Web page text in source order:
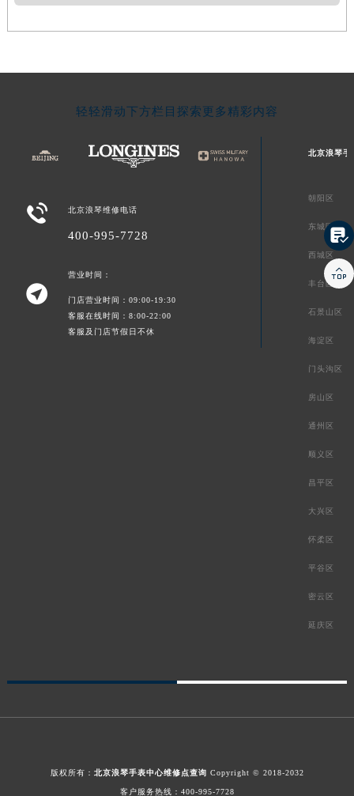
轻轻滑动下方栏目探索更多精彩内容
 北京浪琴维修电话
400-995-7728

营业时间：
门店营业时间：09:00-19:30
客服在线时间：8:00-22:00
客服及门店节假日不休
北京浪琴手
朝阳区
东城区
西城区
丰台区
石景山区
海淀区
门头沟区
房山区
通州区
顺义区
昌平区
大兴区
怀柔区
平谷区
密云区
延庆区
版权所有： 北京浪琴手表中心维修点查询 Copyright © 2018-2032
客户服务热线： 400-995-7728

